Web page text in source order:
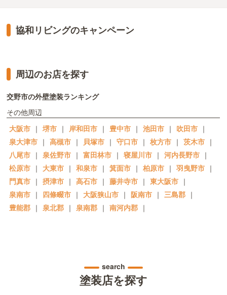
協和リビングのキャンペーン
周辺のお店を探す
交野市の外壁塗装ランキング
その他周辺
大阪市 ｜ 堺市 ｜ 岸和田市 ｜ 豊中市 ｜ 池田市 ｜ 吹田市 ｜
泉大津市 ｜ 高槻市 ｜ 貝塚市 ｜ 守口市 ｜ 枚方市 ｜ 茨木市 ｜
八尾市 ｜ 泉佐野市 ｜ 富田林市 ｜ 寝屋川市 ｜ 河内長野市 ｜
松原市 ｜ 大東市 ｜ 和泉市 ｜ 箕面市 ｜ 柏原市 ｜ 羽曳野市 ｜
門真市 ｜ 摂津市 ｜ 高石市 ｜ 藤井寺市 ｜ 東大阪市 ｜
泉南市 ｜ 四條畷市 ｜ 大阪狭山市 ｜ 阪南市 ｜ 三島郡 ｜
豊能郡 ｜ 泉北郡 ｜ 泉南郡 ｜ 南河内郡 ｜
search
塗装店を探す